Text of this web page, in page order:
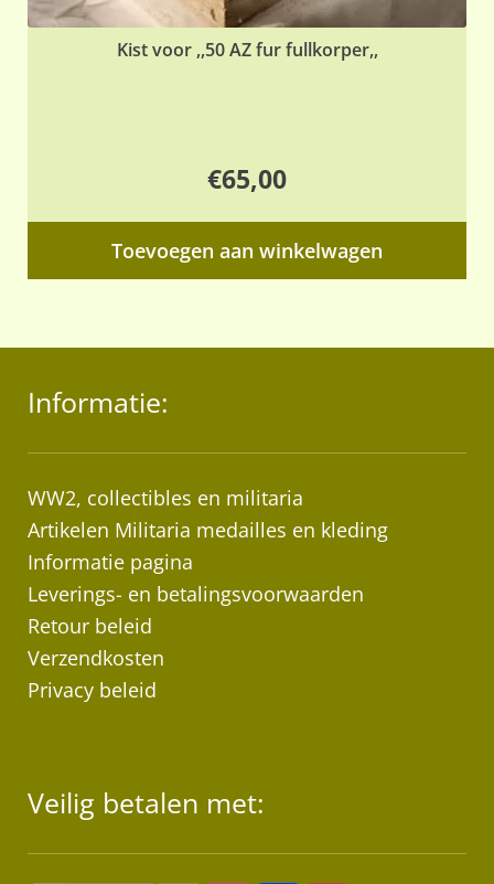
Kist voor ,,50 AZ fur fullkorper,,
€65,00
Toevoegen aan winkelwagen
Informatie:
WW2, collectibles en militaria
Artikelen Militaria medailles en kleding
Informatie pagina
Leverings- en betalingsvoorwaarden
Retour beleid
Verzendkosten
Privacy beleid
Veilig betalen met: